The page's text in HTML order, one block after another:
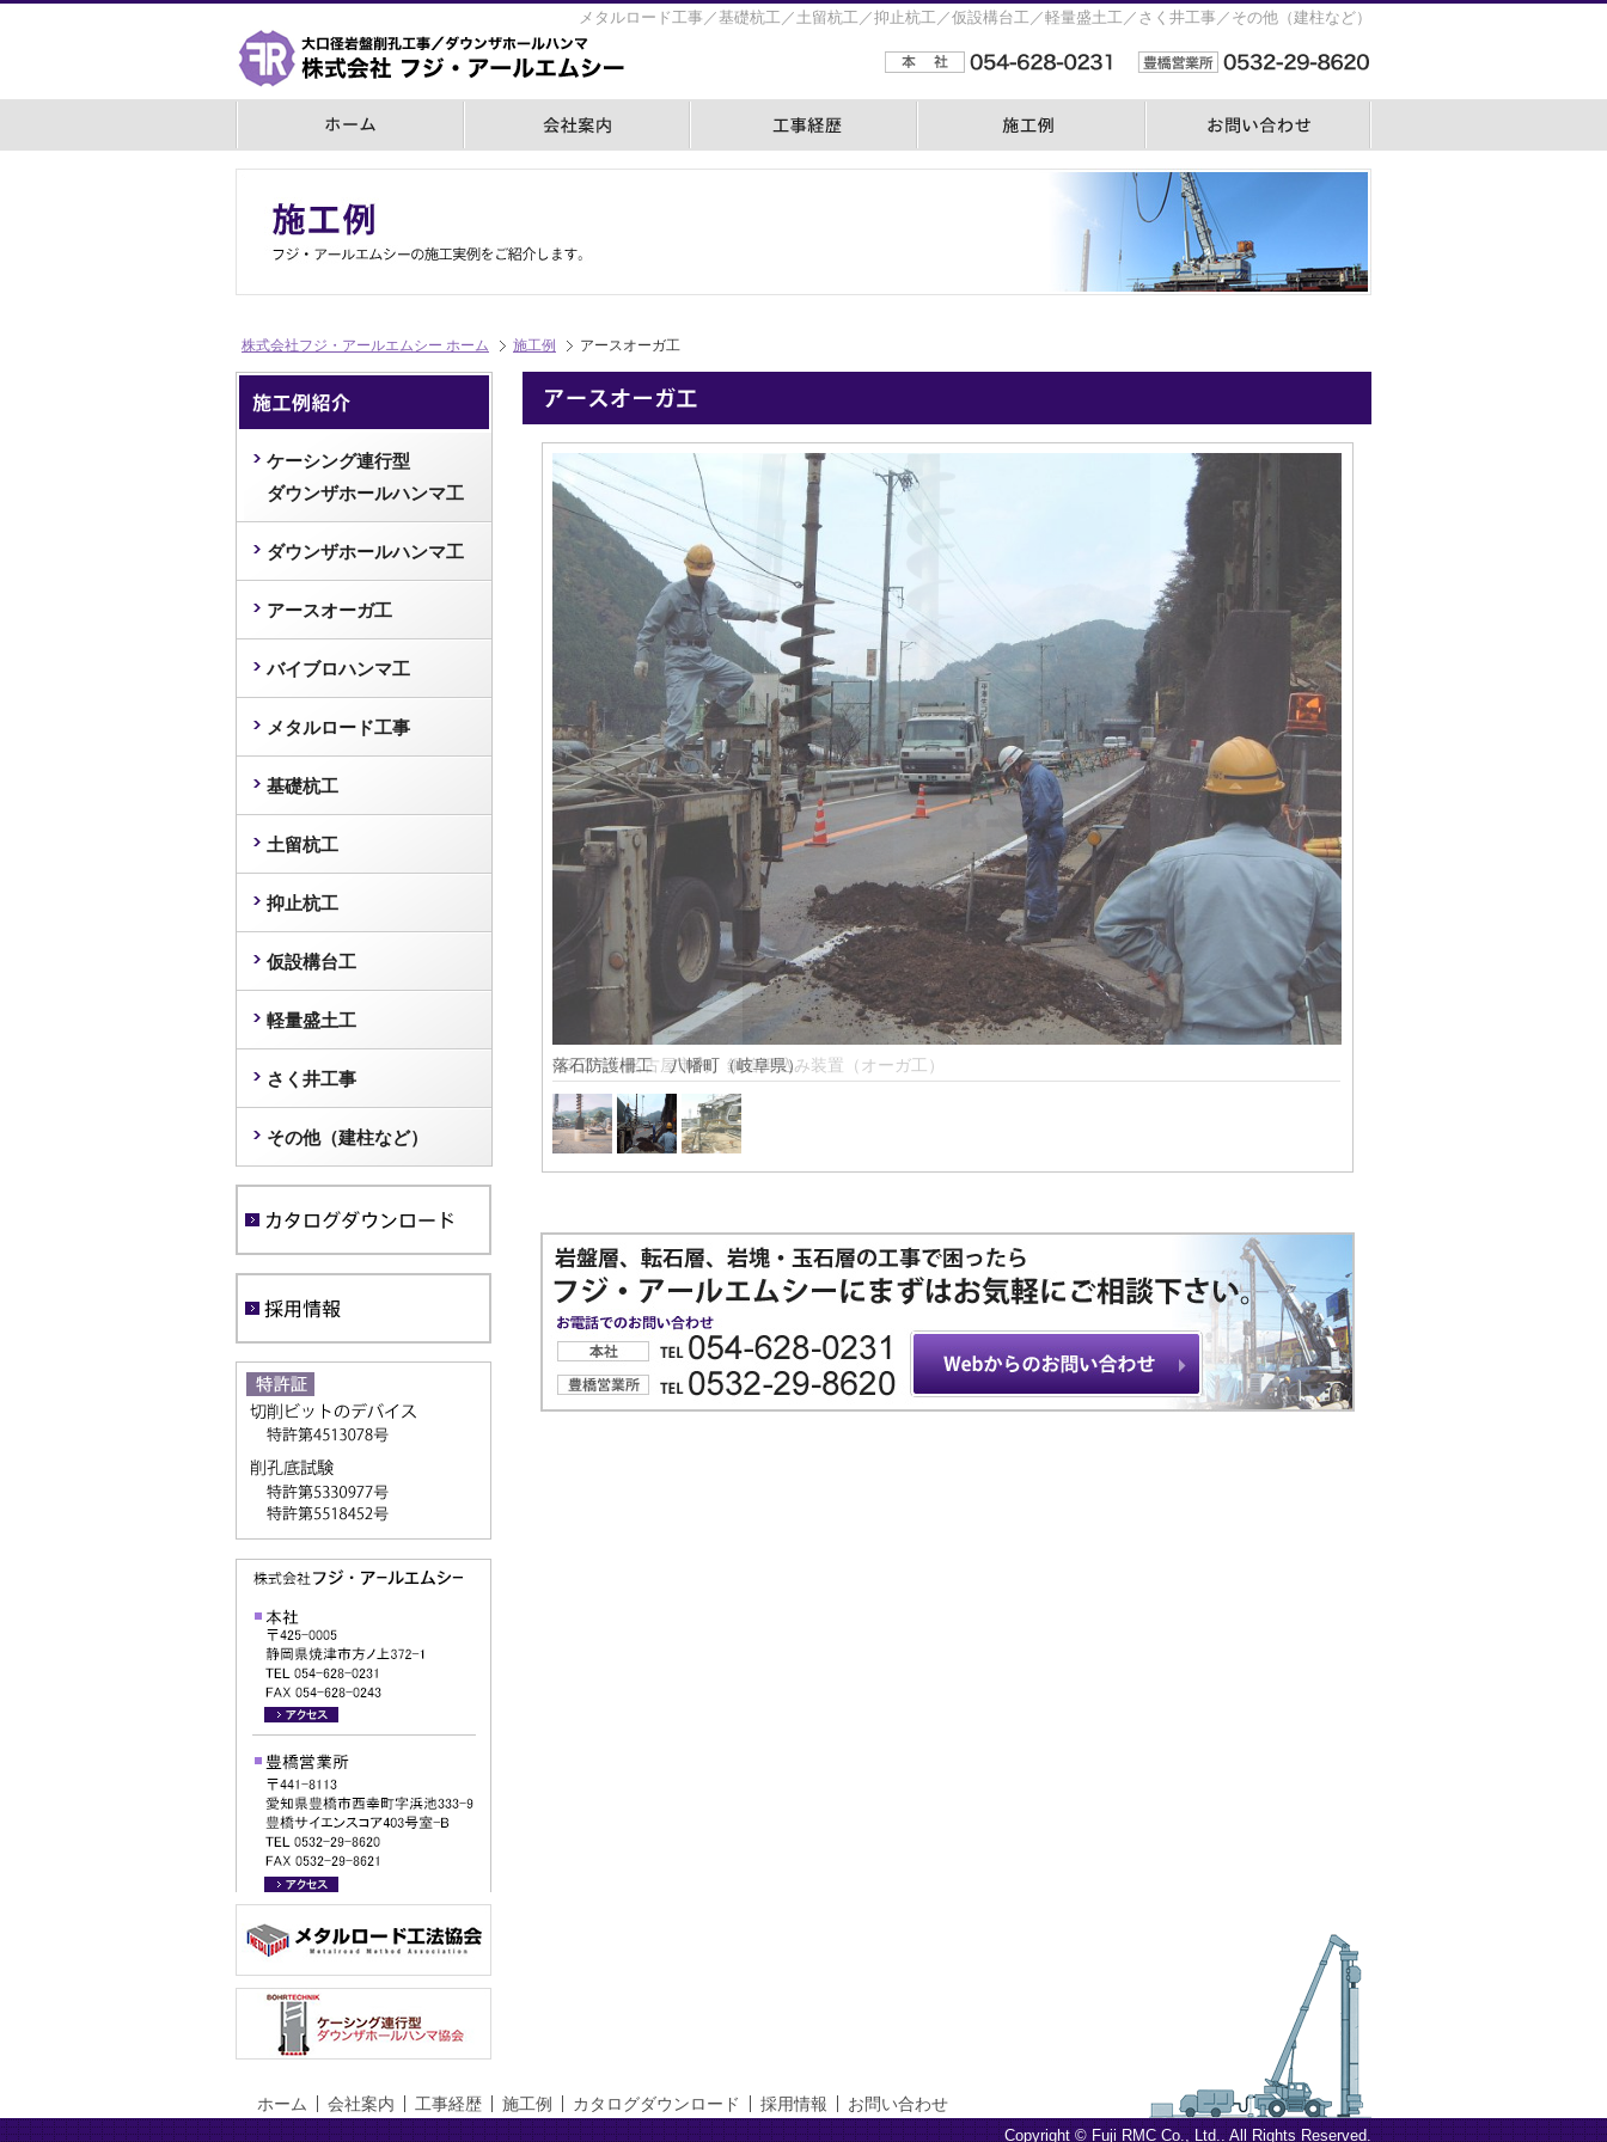
メタルロード工事／基礎杭工／土留杭工／抑止杭工／仮設構台工／軽量盛土工／さく井工事／その他（建柱など）
株式会社フジ・アールエムシー ホーム 施工例 アースオーガ工
ケーシング連行型
ダウンザホールハンマ工
ダウンザホールハンマ工
アースオーガ工
バイブロハンマ工
メタルロード工事
基礎杭工
土留杭工
抑止杭工
仮設構台工
軽量盛土工
さく井工事
その他（建柱など）
落石防護柵工 八幡町（岐阜県）
ホーム 会社案内 工事経歴 施工例 カタログダウンロード 採用情報 お問い合わせ
Copyright © Fuji RMC Co., Ltd.. All Rights Reserved.